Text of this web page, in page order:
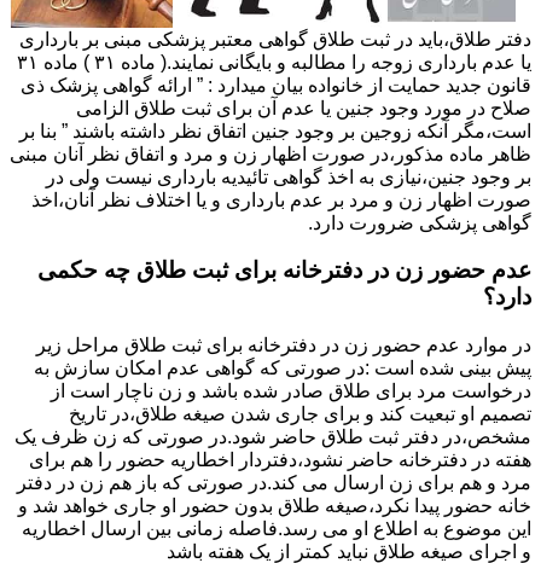
دفتر طلاق،باید در ثبت طلاق گواهی معتبر پزشکی مبنی بر بارداری
یا عدم بارداری زوجه را مطالبه و بایگانی نمایند.( ماده ۳۱ ) ماده ۳۱
قانون جدید حمایت از خانواده بیان میدارد : ” ارائه گواهی پزشک ذی
صلاح در مورد وجود جنین یا عدم آن برای ثبت طلاق الزامی
است،مگر آنکه زوجین بر وجود جنین اتفاق نظر داشته باشند ” بنا بر
ظاهر ماده مذکور،در صورت اظهار زن و مرد و اتفاق نظر آنان مبنی
بر وجود جنین،نیازی به اخذ گواهی تائیدیه بارداری نیست ولی در
صورت اظهار زن و مرد بر عدم بارداری و یا اختلاف نظر آنان،اخذ
گواهی پزشکی ضرورت دارد.
عدم حضور زن در دفترخانه برای ثبت طلاق چه حکمی
دارد؟
در موارد عدم حضور زن در دفترخانه برای ثبت طلاق مراحل زیر
پیش بینی شده است :در صورتی که گواهی عدم امکان سازش به
درخواست مرد برای طلاق صادر شده باشد و زن ناچار است از
تصمیم او تبعیت کند و برای جاری شدن صیغه طلاق،در تاریخ
مشخص،در دفتر ثبت طلاق حاضر شود.در صورتی که زن ظرف یک
هفته در دفترخانه حاضر نشود،دفتردار اخطاریه حضور را هم برای
مرد و هم برای زن ارسال می کند.در صورتی که باز هم زن در دفتر
خانه حضور پیدا نکرد،صیغه طلاق بدون حضور او جاری خواهد شد و
این موضوع به اطلاع او می رسد.فاصله زمانی بین ارسال اخطاریه
و اجرای صیغه طلاق نباید کمتر از یک هفته باشد